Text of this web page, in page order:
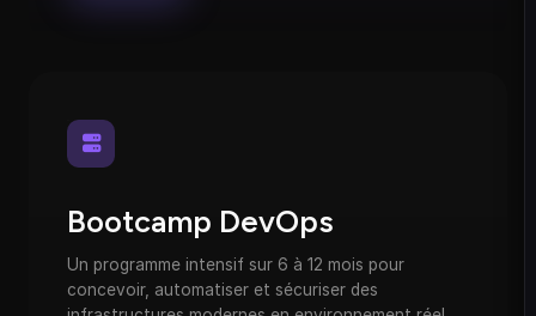
Bootcamp DevOps
Un programme intensif sur 6 à 12 mois pour
concevoir, automatiser et sécuriser des